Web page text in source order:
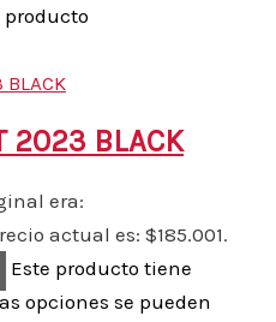
2023 BLACK
era:
actual es: $185.001.
Este producto tiene
opciones se pueden